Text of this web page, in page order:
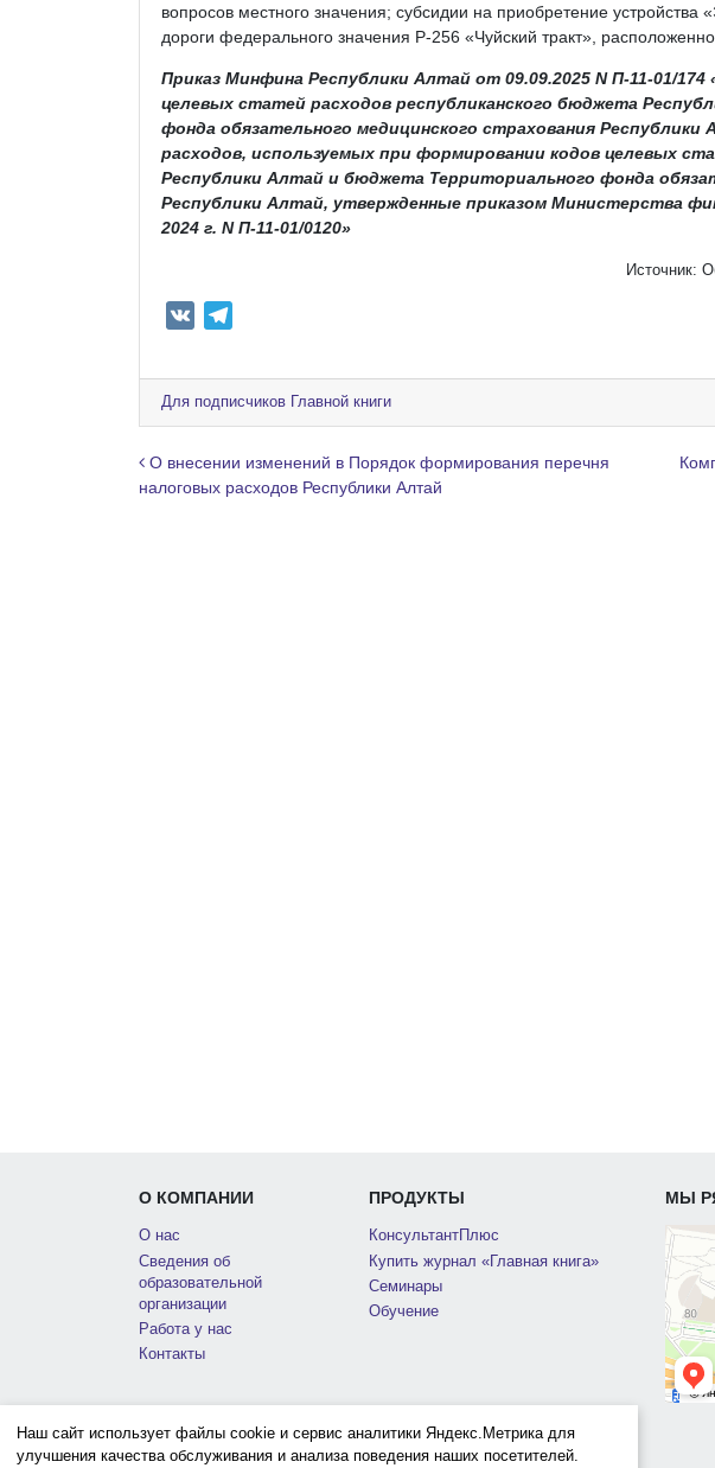
вопросов местного значения; субсидии на приобретение устройства
дороги федерального значения Р-256 «Чуйский тракт»,
Приказ Минфина Республики Алтай от 09.09.2025 N П-11-01/174
целевых статей расходов республиканского бюджета
фонда обязательного медицинского страхования Республики
расходов, используемых при формировании кодов целевых
Республики Алтай и бюджета Территориального фонда
Республики Алтай, утвержденные приказом Министерства
2024 г. N П-11-01/0120»
Источник:
e
g
r
a
Для подписчиков Главной книги
Навигация по записям
О внесении изменений в Порядок формирования перечня
налоговых расходов Республики Алтай
О КОМПАНИИ
О нас
Сведения об
образовательной
организации
Работа у нас
Контакты
ПРОДУКТЫ
КонсультантПлюс
Купить журнал «Главная книга»
Семинары
Обучение
МЫ
Наш сайт использует файлы cookie и сервис аналитики Яндекс.Метрика для
улучшения качества обслуживания и анализа поведения наших посетителей.